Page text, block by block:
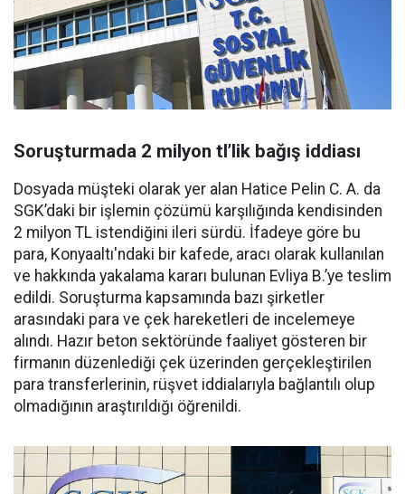
Soruşturmada 2 milyon tl’lik bağış iddiası
Dosyada müşteki olarak yer alan Hatice Pelin C. A. da
SGK’daki bir işlemin çözümü karşılığında kendisinden
2 milyon TL istendiğini ileri sürdü. İfadeye göre bu
para, Konyaaltı'ndaki bir kafede, aracı olarak kullanılan
ve hakkında yakalama kararı bulunan Evliya B.’ye teslim
edildi. Soruşturma kapsamında bazı şirketler
arasındaki para ve çek hareketleri de incelemeye
alındı. Hazır beton sektöründe faaliyet gösteren bir
firmanın düzenlediği çek üzerinden gerçekleştirilen
para transferlerinin, rüşvet iddialarıyla bağlantılı olup
olmadığının araştırıldığı öğrenildi.